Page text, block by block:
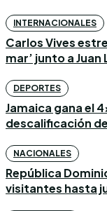
INTERNACIONALES
Carlos Vives
mar’ junto a Juan
DEPORTES
Jamaica gana el
descalificación
NACIONALES
República
visitantes hasta